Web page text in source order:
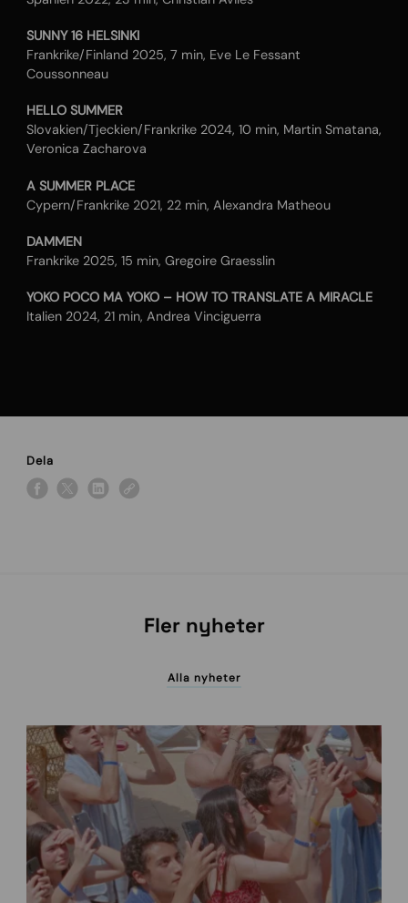
SUNNY 16 HELSINKI
Frankrike/Finland 2025, 7 min, Eve Le Fessant
Coussonneau
HELLO SUMMER
Slovakien/Tjeckien/Frankrike 2024, 10 min, Martin Smatana,
Veronica Zacharova
A SUMMER PLACE
Cypern/Frankrike 2021, 22 min, Alexandra Matheou
DAMMEN
Frankrike 2025, 15 min, Gregoire Graesslin
YOKO POCO MA YOKO – HOW TO TRANSLATE A MIRACLE
Italien 2024, 21 min, Andrea Vinciguerra
Dela
Fler nyheter
Alla nyheter